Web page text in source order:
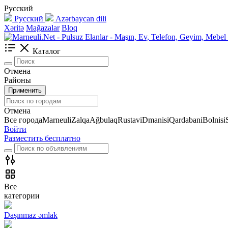
Русский
Русский
Azərbaycan dili
Xəritə Mağazalar Bloq
Каталог
Отмена
Районы
Применить
Отмена
Все городаMarneuliZalqaAğbulaqRustaviDmanisiQardabaniBolnisi
Войти
Разместить бесплатно
Все
категории
Daşınmaz əmlak